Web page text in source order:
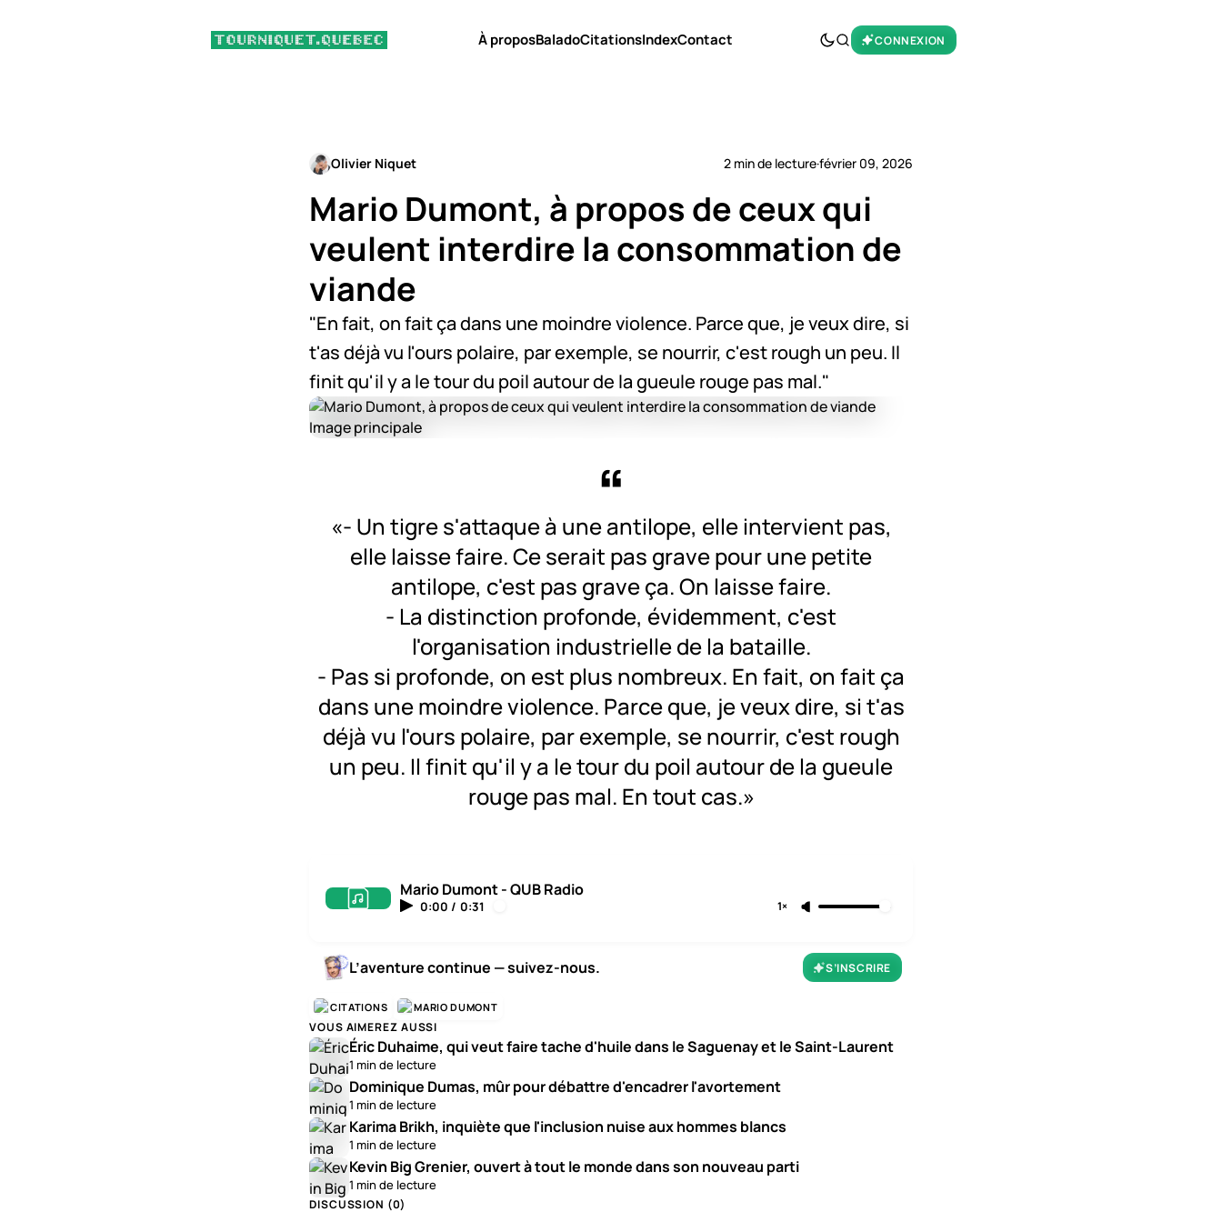
À proposBaladoCitationsIndexContact CONNEXION
Olivier Niquet 2 min de lecture·février 09, 2026
Mario Dumont, à propos de ceux qui
veulent interdire la consommation de
viande
"En fait, on fait ça dans une moindre violence. Parce que, je veux dire, si
t'as déjà vu l'ours polaire, par exemple, se nourrir, c'est rough un peu. Il
finit qu'il y a le tour du poil autour de la gueule rouge pas mal."
«- Un tigre s'attaque à une antilope, elle intervient pas,
elle laisse faire. Ce serait pas grave pour une petite
antilope, c'est pas grave ça. On laisse faire.
- La distinction profonde, évidemment, c'est
l'organisation industrielle de la bataille.
- Pas si profonde, on est plus nombreux. En fait, on fait ça
dans une moindre violence. Parce que, je veux dire, si t'as
déjà vu l'ours polaire, par exemple, se nourrir, c'est rough
un peu. Il finit qu'il y a le tour du poil autour de la gueule
rouge pas mal. En tout cas.»
Mario Dumont - QUB Radio
0:00 / 0:31 1×
L’aventure continue — suivez-nous. S’INSCRIRE
CITATIONS MARIO DUMONT
VOUS AIMEREZ AUSSI
Éric Duhaime, qui veut faire tache d'huile dans le Saguenay et le Saint-Laurent
1 min de lecture
Dominique Dumas, mûr pour débattre d'encadrer l'avortement
1 min de lecture
Karima Brikh, inquiète que l'inclusion nuise aux hommes blancs
1 min de lecture
Kevin Big Grenier, ouvert à tout le monde dans son nouveau parti
1 min de lecture
DISCUSSION (0)